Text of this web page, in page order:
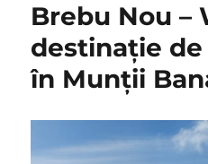
Brebu Nou –
destinație
în Munții